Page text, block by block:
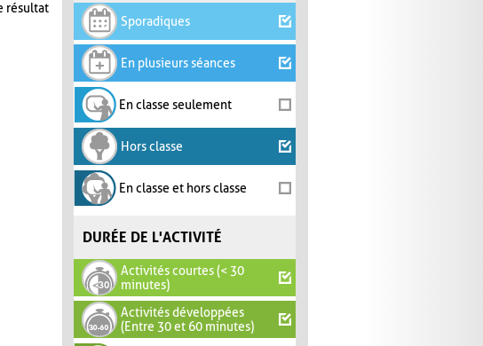
Sporadiques
En plusieurs séances
En classe seulement
Hors classe
En classe et hors classe
DURÉE DE L'ACTIVITÉ
Activités courtes (< 30
minutes)
Activités développées
(Entre 30 et 60 minutes)
résultat